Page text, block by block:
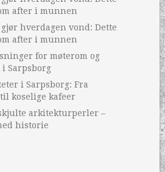
after i munnen
hverdagen vond: Dette
after i munnen
for møterom og
Sarpsborg
i Sarpsborg: Fra
koselige kafeer
arkitekturperler –
historie